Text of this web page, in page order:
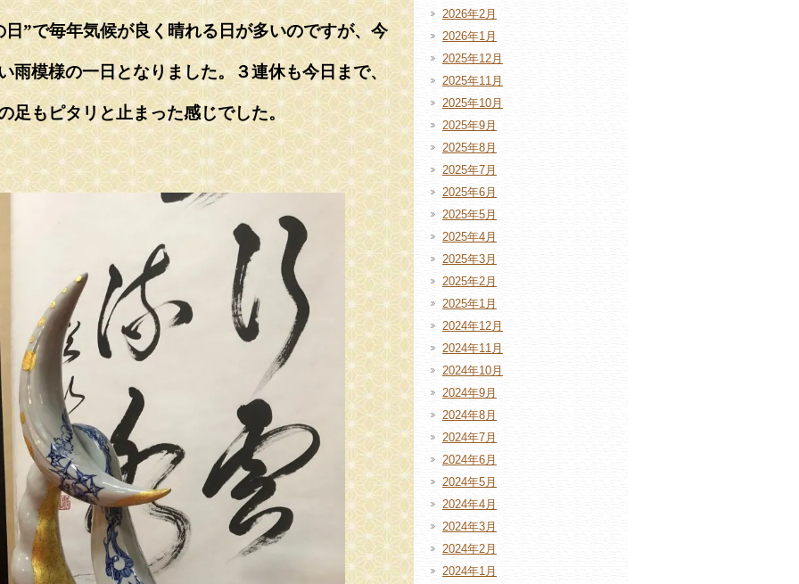
”で毎年気候が良く晴れる日が多いのですが、今
雨模様の一日となりました。３連休も今日まで、
足もピタリと止まった感じでした。
2026年2月
2026年1月
2025年12月
2025年11月
2025年10月
2025年9月
2025年8月
2025年7月
2025年6月
2025年5月
2025年4月
2025年3月
2025年2月
2025年1月
2024年12月
2024年11月
2024年10月
2024年9月
2024年8月
2024年7月
2024年6月
2024年5月
2024年4月
2024年3月
2024年2月
2024年1月